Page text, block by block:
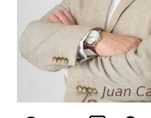
Este sitio esta
reCAPTCHA y la
privacidady los
de Googlese